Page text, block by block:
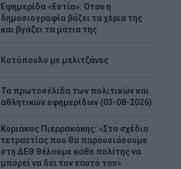
Εφημερίδα «Εστία»: Όταν η
δημοσιογραφία βάζει τα χέρια της
και βγάζει τα μάτια της
Κοτόπουλο με μελιτζάνες
Τα πρωτοσέλιδα των πολιτικών και
αθλητικών εφημερίδων (03-08-2026)
Κυριάκος Πιερρακάκης: «Στο σχέδιο
τετραετίας που θα παρουσιάσουμε
στη ΔΕΘ θέλουμε κάθε πολίτης να
μπορεί να δει τον εαυτό του»